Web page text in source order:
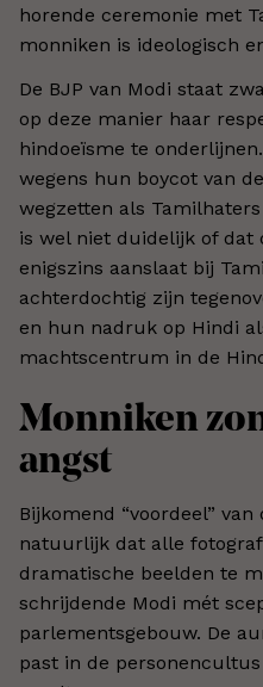
horende ceremonie met
monniken is ideologisch
De BJP van Modi staat
op deze manier haar
hindoeïsme te
wegens hun boycot van
wegzetten als
is wel niet duidelijk of dat
enigszins aanslaat bij
achterdochtig zijn
en hun nadruk op Hindi
machtscentrum in de
Monniken
angst
Bijkomend “voordeel”
natuurlijk dat alle
dramatische beelden te
schrijdende Modi mét
parlementsgebouw. De
past in de